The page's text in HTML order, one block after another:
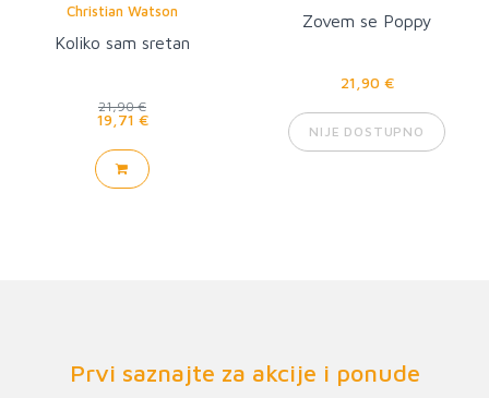
Christian Watson
Koliko sam sretan
21,90 €
19,71 €
Zovem se Poppy
21,90 €
NIJE DOSTUPNO
Prvi saznajte za akcije i ponude